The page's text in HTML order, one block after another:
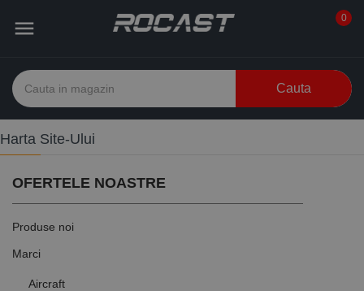
 0
Cauta
Harta Site-Ului
OFERTELE NOASTRE
Produse noi
Marci
Aircraft